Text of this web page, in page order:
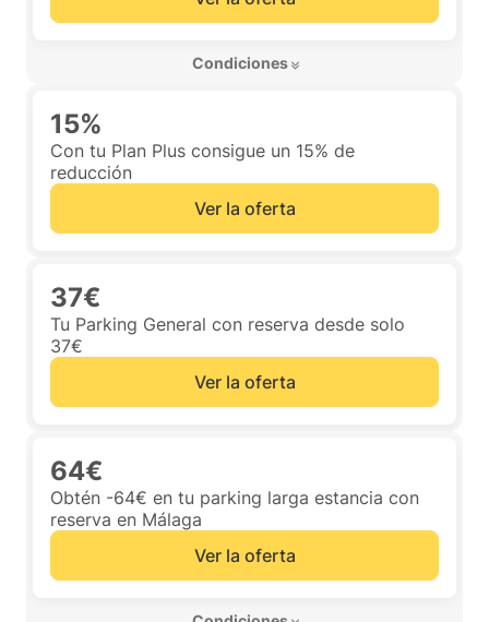
Condiciones
15%
Con tu Plan Plus consigue un 15% de
reducción
Ver la oferta
37€
Tu Parking General con reserva desde solo
37€
Ver la oferta
64€
Obtén -64€ en tu parking larga estancia con
reserva en Málaga
Ver la oferta